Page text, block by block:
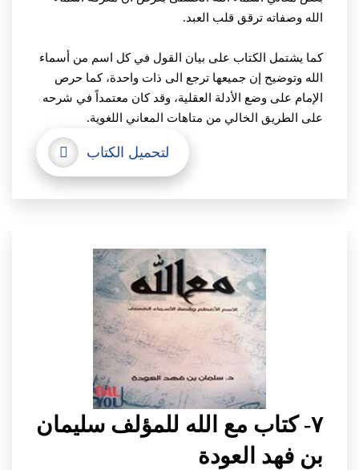
الله وصفاته ترقق قلب العبد.
كما يشتمل الكتاب على بيان القول في كل اسم من أسماء
الله وتوضيح إن جميعها ترجع الى ذات واحدة، كما حرص
الإمام على وضع الأدلة العقلية، وقد كان معتمداً في شرحه
على الطريق الخالي من متاهات المعاني اللغوية.
لتحميل الكتاب
٧- كتاب مع الله للمؤلف سليمان
بن فهد العودة